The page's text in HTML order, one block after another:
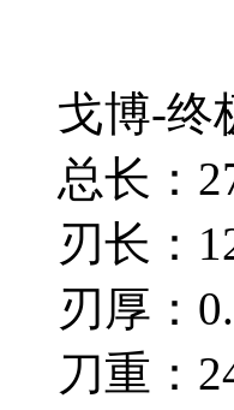
戈博-终
总长：
刃长：
刃厚：
刀重：